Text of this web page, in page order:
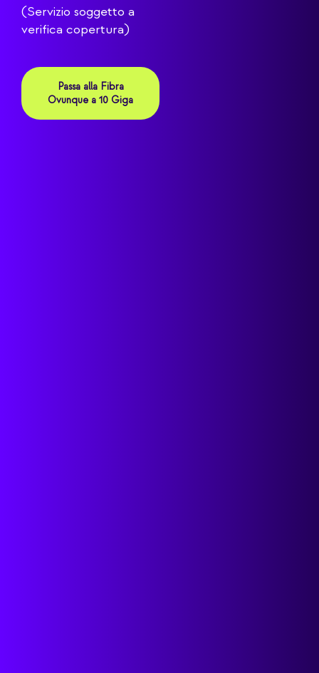
(Servizio soggetto a
verifica copertura)
Passa alla Fibra
Ovunque a 10 Giga